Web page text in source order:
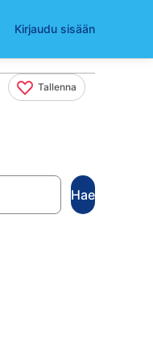
Kirjaudu sisään
Tallenna
Hae